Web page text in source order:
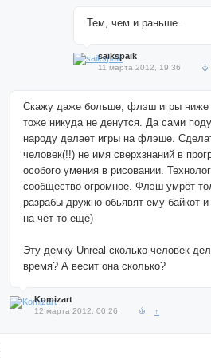
Тем, чем и раньше.
saikspaik
11 марта 2012, 19:36
Скажу даже больше, флэш игры ниже
тоже никуда не денутся. Да сами
народу делает игры на флэше.
человек(!!) не имя сверхзнаний в
особого умения в рисовании.
сообщество огромное. Флэш умрёт
разрабы дружно обьявят ему байкот и
на чёт-то ещё)
Эту демку Unreal сколько человек
время? А весит она сколько?
Komizart
12 марта 2012, 00:26 ↑